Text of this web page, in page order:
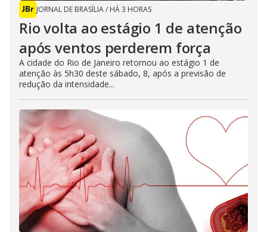
JORNAL DE BRASÍLIA/ HÁ 3 HORAS
Rio volta ao estágio 1 de atenção
após ventos perderem força
A cidade do Rio de Janeiro retornou ao estágio 1 de
atenção às 5h30 deste sábado, 8, após a previsão de
redução da intensidade...